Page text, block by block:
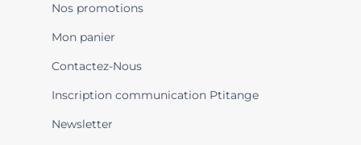
Nos promotions
Mon panier
Contactez-Nous
Inscription communication Ptitange
Newsletter